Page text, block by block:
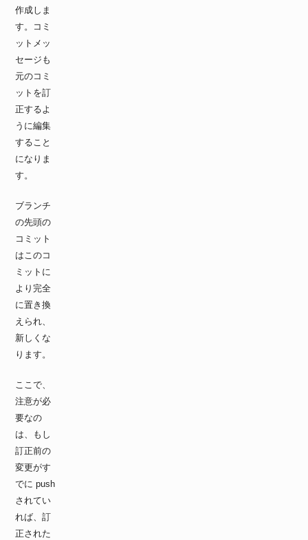
作成しま
す。コミ
ットメッ
セージも
元のコミ
ットを訂
正するよ
うに編集
すること
になりま
す。
ブランチ
の先頭の
コミット
はこのコ
ミットに
より完全
に置き換
えられ、
新しくな
ります。
ここで、
注意が必
要なの
は、もし
訂正前の
変更がす
でに push
されてい
れば、訂
正された